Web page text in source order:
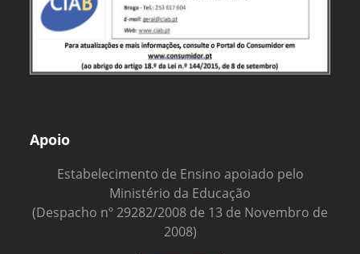
Apoio
Estabelecimento de Ensino apoiado pelo
Ministério da Educação
(Despacho nº 29282/2008 de 13 de Novembro de
2008)